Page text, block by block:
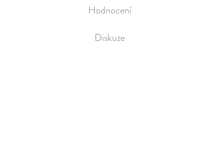
Hodnocení
Diskuze